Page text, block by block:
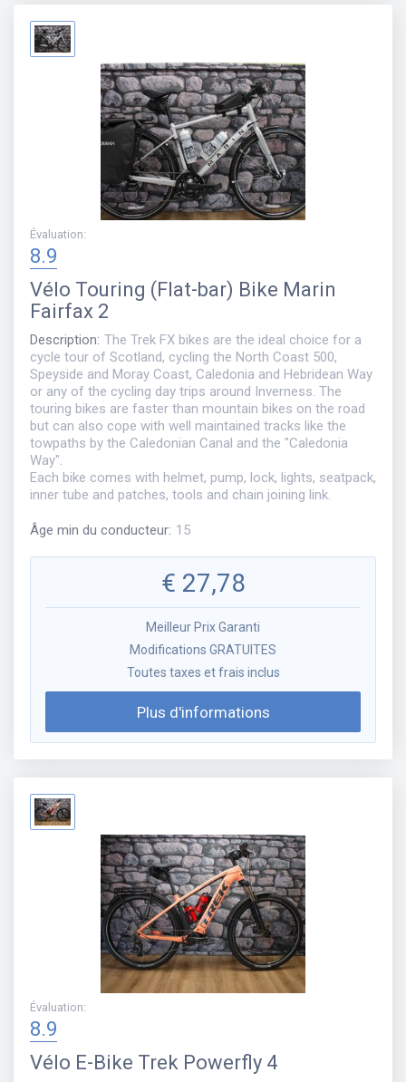
Évaluation:
8.9
Vélo Touring (Flat-bar) Bike Marin
Fairfax 2
Description: The Trek FX bikes are the ideal choice for a
cycle tour of Scotland, cycling the North Coast 500,
Speyside and Moray Coast, Caledonia and Hebridean Way
or any of the cycling day trips around Inverness. The
touring bikes are faster than mountain bikes on the road
but can also cope with well maintained tracks like the
towpaths by the Caledonian Canal and the "Caledonia
Way".
Each bike comes with helmet, pump, lock, lights, seatpack,
inner tube and patches, tools and chain joining link.
Âge min du conducteur: 15
€ 27,78
Meilleur Prix Garanti
Modifications GRATUITES
Toutes taxes et frais inclus
Plus d'informations
Évaluation:
8.9
Vélo E-Bike Trek Powerfly 4